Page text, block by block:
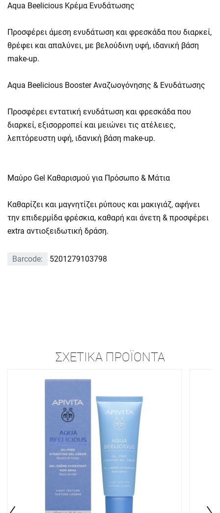
Aqua Beelicious Κρέμα Ενυδάτωσης
Προσφέρει άμεση ενυδάτωση και φρεσκάδα που διαρκεί,
θρέφει και απαλύνει, με βελούδινη υφή, ιδανική βάση
make-up.
Aqua Beelicious Booster Αναζωογόνησης & Ενυδάτωσης
Προσφέρει εντατική ενυδάτωση και φρεσκάδα που
διαρκεί, εξισορροπεί και μειώνει τις ατέλειες,
λεπτόρευστη υφή, ιδανική βάση make-up.
Μαύρο Gel Καθαρισμού για Πρόσωπο & Μάτια
Καθαρίζει και μαγνητίζει ρύπους και μακιγιάζ, αφήνει
την επιδερμίδα φρέσκια, καθαρή και άνετη & προσφέρει
extra αντιοξειδωτική δράση.
Barcode: 5201279103798
ΣΧΕΤΙΚΆ ΠΡΟΪΌΝΤΑ